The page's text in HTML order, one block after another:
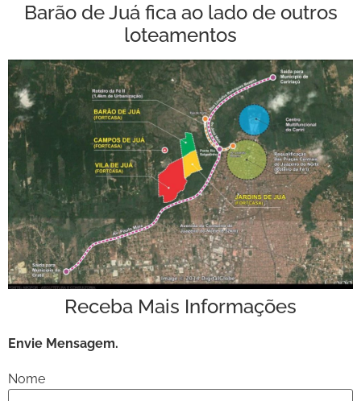
Barão de Juá fica ao lado de outros
loteamentos
Receba Mais Informações
Envie Mensagem.
Nome